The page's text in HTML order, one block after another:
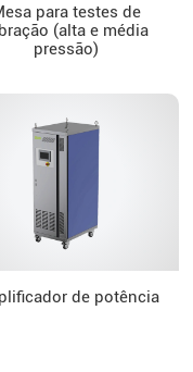
para testes de
(alta e média
pressão)
de potência